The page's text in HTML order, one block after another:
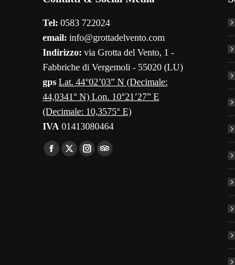
Tel: 0583 722024
email: info@grottadelvento.com
Indirizzo: via Grotta del Vento, 1 -
Fabbriche di Vergemoli - 55020 (LU)
gps Lat. 44°02’03” N (Decimale:
44,0341° N) Lon. 10°21’27” E
(Decimale: 10,3575° E)
IVA 01413080464
Find us on:
Facebook
X
InstagramTripAdvisor